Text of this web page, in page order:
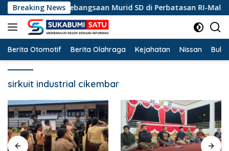
Langsung
ke
konten
Breaking News
Wawasan Kebangsaan Murid SD di Perbatasan RI-Malaysia
Berita Otomotif Berita Olahraga Kejahatan Nissan
sirkuit industrial cikembar